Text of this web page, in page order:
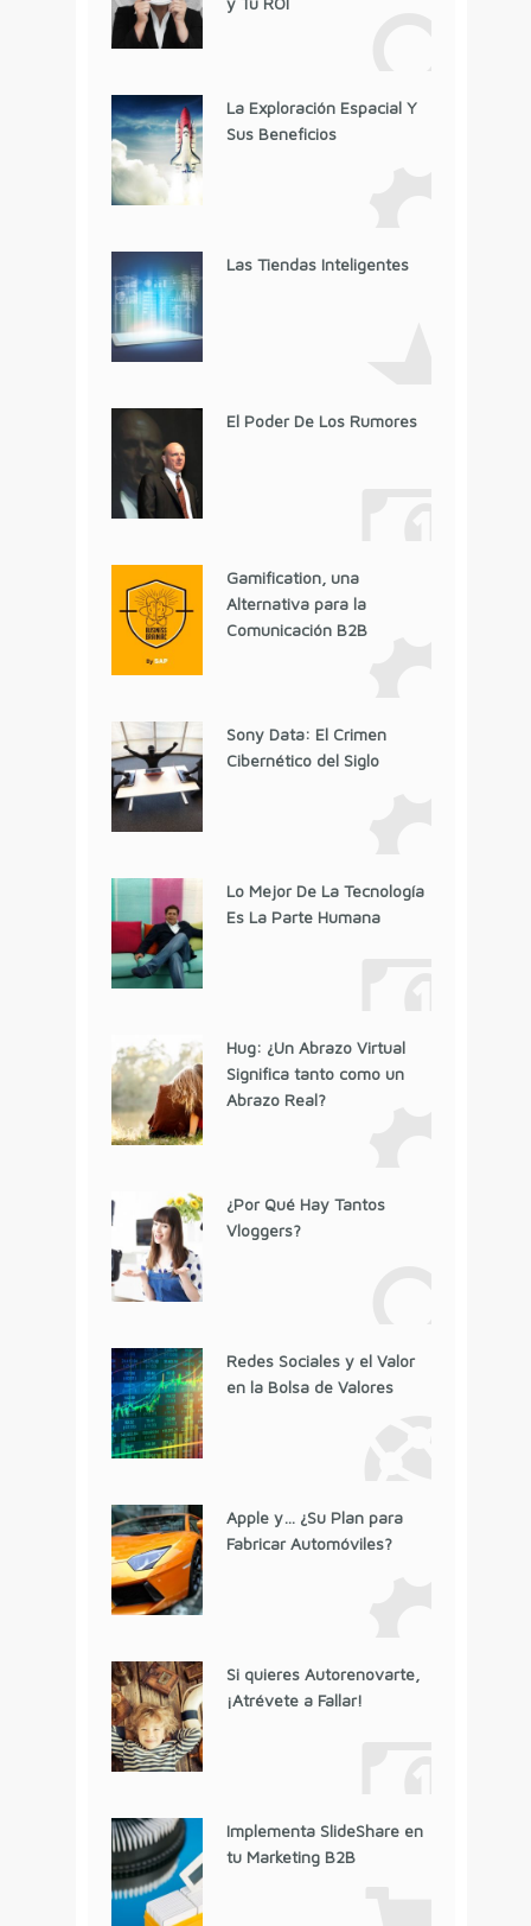
La Exploración Espacial Y
Sus Beneficios
Las Tiendas Inteligentes
El Poder De Los Rumores
Gamification, una
Alternativa para la
Comunicación B2B
Sony Data: El Crimen
Cibernético del Siglo
Lo Mejor De La Tecnología
Es La Parte Humana
Hug: ¿Un Abrazo Virtual
Significa tanto como un
Abrazo Real?
¿Por Qué Hay Tantos
Vloggers?
Redes Sociales y el Valor
en la Bolsa de Valores
Apple y… ¿Su Plan para
Fabricar Automóviles?
Si quieres Autorenovarte,
¡Atrévete a Fallar!
Implementa SlideShare en
tu Marketing B2B